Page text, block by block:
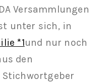
Versammlungen
unter sich, in
*1und nur noch
den